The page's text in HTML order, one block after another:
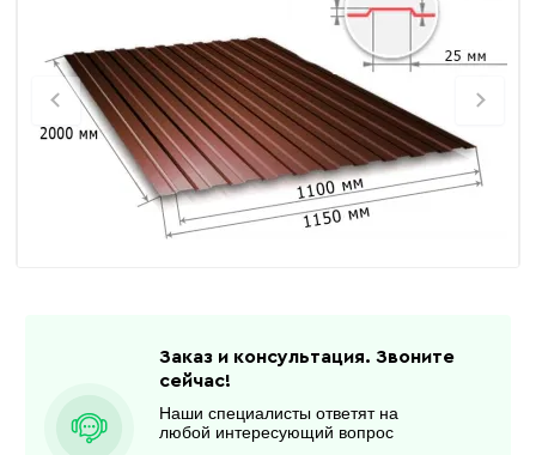
Заказ и консультация. Звоните
сейчас!
Наши специалисты ответят на
любой интересующий вопрос